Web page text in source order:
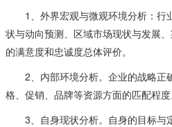
1、外界宏观与微观环境分析：行
状与动向预测、区域市场现状与发展
的满意度和忠诚度总体评价。
2、内部环境分析。企业的战略正
格、促销、品牌等资源方面的匹配程度
3、自身现状分析。自身的目标与